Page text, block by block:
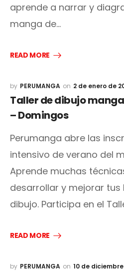
aprende a narrar y
manga de…
READ MORE
PERUMANGA 2 de enero de
Taller de dibujo
– Domingos
Perumanga abre las
intensivo de verano del
Aprende muchas
desarrollar y mejorar tus
dibujo. Participa en el
READ MORE
PERUMANGA 10 de diciembre